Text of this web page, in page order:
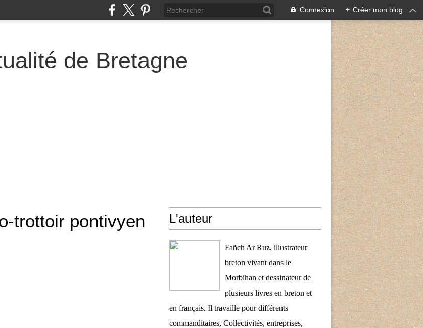
Connexion + Créer mon blog
de Bretagne
trottoir pontivyen L'auteur
Fañch Ar Ruz, illustrateur
breton vivant dans le
Morbihan et dessinateur de
plusieurs livres en breton et
en français. Il travaille pour différents
commanditaires, Collectivités, entreprises,